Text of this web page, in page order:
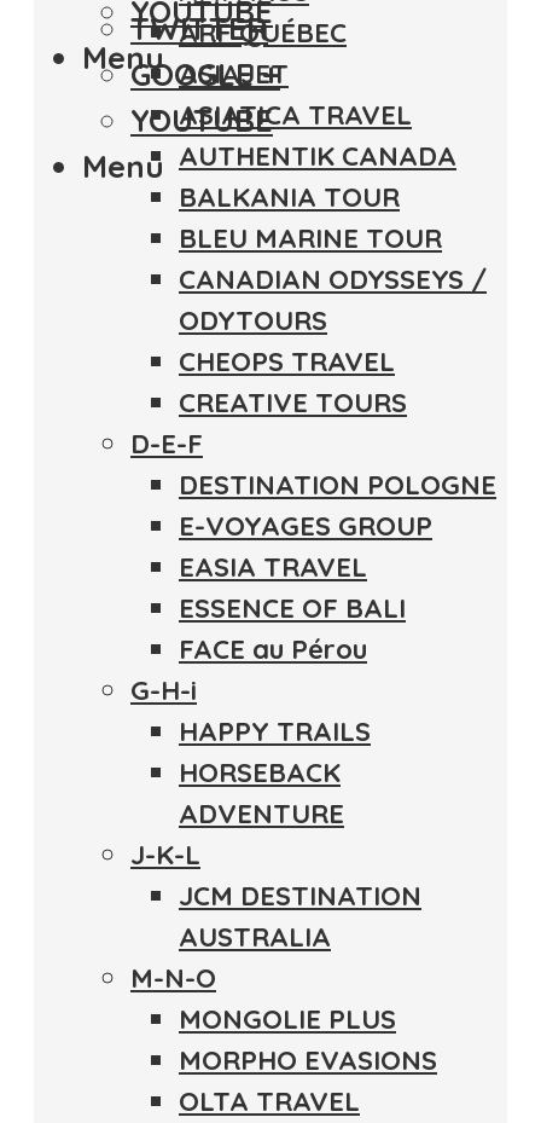
YOUTUBE
Menu
TWITTER
GOOGLE +
YOUTUBE
Menu
ARF QUÉBEC
ASIAJET
ASIATICA TRAVEL
AUTHENTIK CANADA
BALKANIA TOUR
BLEU MARINE TOUR
CANADIAN ODYSSEYS /
ODYTOURS
CHEOPS TRAVEL
CREATIVE TOURS
D-E-F
DESTINATION POLOGNE
E-VOYAGES GROUP
EASIA TRAVEL
ESSENCE OF BALI
FACE au Pérou
G-H-i
HAPPY TRAILS
HORSEBACK
ADVENTURE
J-K-L
JCM DESTINATION
AUSTRALIA
M-N-O
MONGOLIE PLUS
MORPHO EVASIONS
OLTA TRAVEL